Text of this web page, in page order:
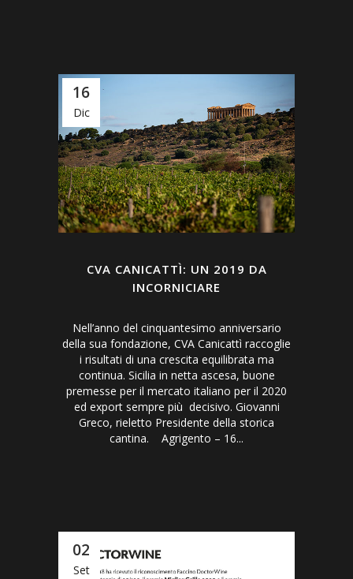
16
Dic
CVA CANICATTÌ: UN 2019 DA
INCORNICIARE
Nell’anno del cinquantesimo anniversario
della sua fondazione, CVA Canicattì raccoglie
i risultati di una crescita equilibrata ma
continua. Sicilia in netta ascesa, buone
premesse per il mercato italiano per il 2020
ed export sempre più decisivo. Giovanni
Greco, rieletto Presidente della storica
cantina. Agrigento – 16...
02
Set